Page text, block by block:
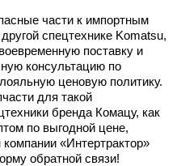
части к импортным
спецтехнике Komatsu,
поставку и
консультацию по
ценовую политику.
для такой
бренда Комацу, как
по выгодной цене,
«Интертрактор»
обратной связи!